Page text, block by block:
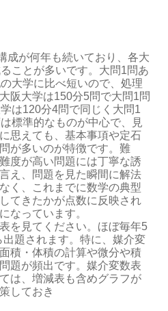
成が何年も続いており、各大
ことが多いです。大問1問あ
大学に比べ短いので、処理
阪大学は150分5問で大問1問
は120分4問で同じく大問1
標準的なものが中心で、見
思えても、基本事項や定石
が多いのが特徴です。難
度が高い問題には丁寧な誘
え、問題を見た瞬間に解法
く、これまでに数学の典型
てきたかが点数に反映され
なっています。
を見てください。ほぼ毎年5
題されます。特に、媒介変
積・体積の計算や微分や積
題が頻出です。媒介変数表
は、増減表も含めグラフが
しておき